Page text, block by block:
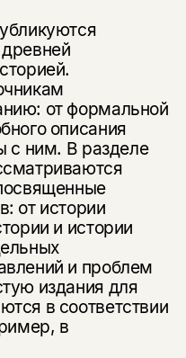
от формальной
описания
с ним. В разделе
от истории
и истории
и проблем
издания для
в соответствии
в